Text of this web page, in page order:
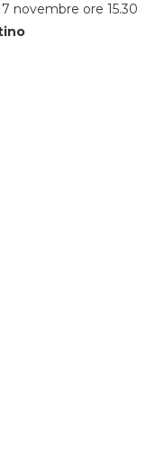
novembre ore 15.30